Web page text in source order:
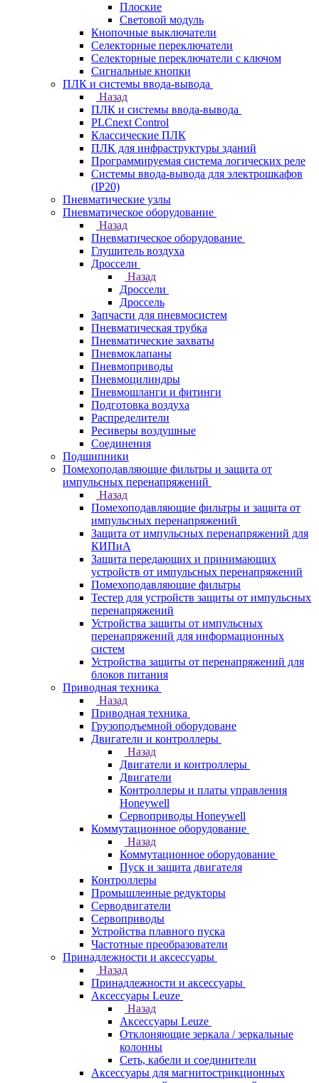
Плоские
Световой модуль
Кнопочные выключатели
Селекторные переключатели
Селекторные переключатели с ключом
Сигнальные кнопки
ПЛК и системы ввода-вывода
Назад
ПЛК и системы ввода-вывода
PLCnext Control
Классические ПЛК
ПЛК для инфраструктуры зданий
Программируемая система логических реле
Системы ввода-вывода для электрошкафов
(IP20)
Пневматические узлы
Пневматическое оборудование
Назад
Пневматическое оборудование
Глушитель воздуха
Дроссели
Назад
Дроссели
Дроссель
Запчасти для пневмосистем
Пневматическая трубка
Пневматические захваты
Пневмоклапаны
Пневмоприводы
Пневмоцилиндры
Пневмошланги и фитинги
Подготовка воздуха
Распределители
Ресиверы воздушные
Соединения
Подшипники
Помехоподавляющие фильтры и защита от
импульсных перенапряжений
Назад
Помехоподавляющие фильтры и защита от
импульсных перенапряжений
Защита от импульсных перенапряжений для
КИПиА
Защита передающих и принимающих
устройств от импульсных перенапряжений
Помехоподавляющие фильтры
Тестер для устройств защиты от импульсных
перенапряжений
Устройства защиты от импульсных
перенапряжений для информационных
систем
Устройства защиты от перенапряжений для
блоков питания
Приводная техника
Назад
Приводная техника
Грузоподъемной оборудоване
Двигатели и контроллеры
Назад
Двигатели и контроллеры
Двигатели
Контроллеры и платы управления
Honeywell
Сервоприводы Honeywell
Коммутационное оборудование
Назад
Коммутационное оборудование
Пуск и защита двигателя
Контроллеры
Промышленные редукторы
Серводвигатели
Сервоприводы
Устройства плавного пуска
Частотные преобразователи
Принадлежности и аксессуары
Назад
Принадлежности и аксессуары
Аксессуары Leuze
Назад
Аксессуары Leuze
Отклоняющие зеркала / зеркальные
колонны
Сеть, кабели и соединители
Аксессуары для магнитострикционных